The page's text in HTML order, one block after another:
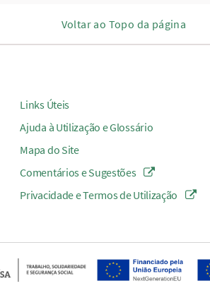
Voltar ao Topo da página
Links Úteis
Ajuda à Utilização e Glossário
Mapa do Site
Comentários e Sugestões
Privacidade e Termos de Utilização